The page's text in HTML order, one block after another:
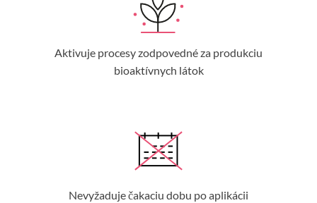
Aktivuje procesy zodpovedné za produkciu
bioaktívnych látok
Nevyžaduje čakaciu dobu po aplikácii